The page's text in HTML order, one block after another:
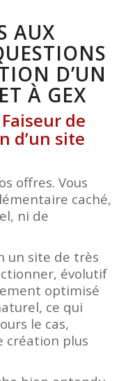
AUX
D’UN
À GEX
de
d’un site
offres. Vous
caché,
ni de
un site de très
évolutif
optimisé
ce qui
le cas,
création plus